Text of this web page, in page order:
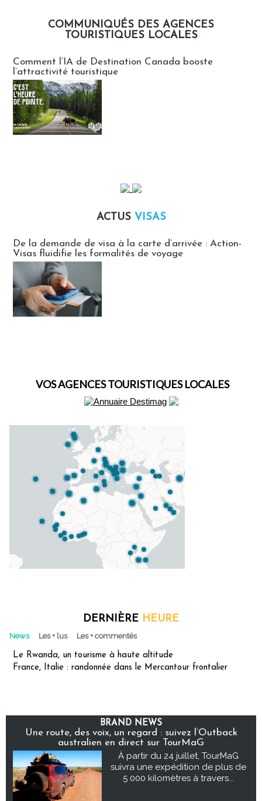
COMMUNIQUÉS DES AGENCES
TOURISTIQUES LOCALES
Comment l’IA de Destination Canada booste
l’attractivité touristique
ACTUS VISAS
De la demande de visa à la carte d’arrivée : Action-
Visas fluidifie les formalités de voyage
VOS AGENCES TOURISTIQUES LOCALES
DERNIÈRE HEURE
News Les + lus Les + commentés
Le Rwanda, un tourisme à haute altitude
France, Italie : randonnée dans le Mercantour frontalier
BRAND NEWS
Une route, des voix, un regard : suivez l’Outback
australien en direct sur TourMaG
À partir du 24 juillet, TourMaG
suivra une expédition de plus de
5 000 kilomètres à travers...